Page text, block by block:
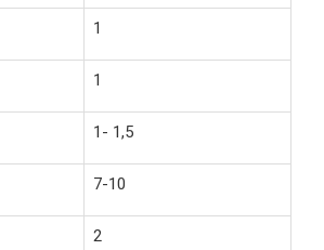
1
1
1- 1,5
7-10
2